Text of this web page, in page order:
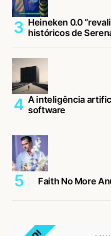
Heineken 0.0
históricos de
A inteligência
software
Faith No More